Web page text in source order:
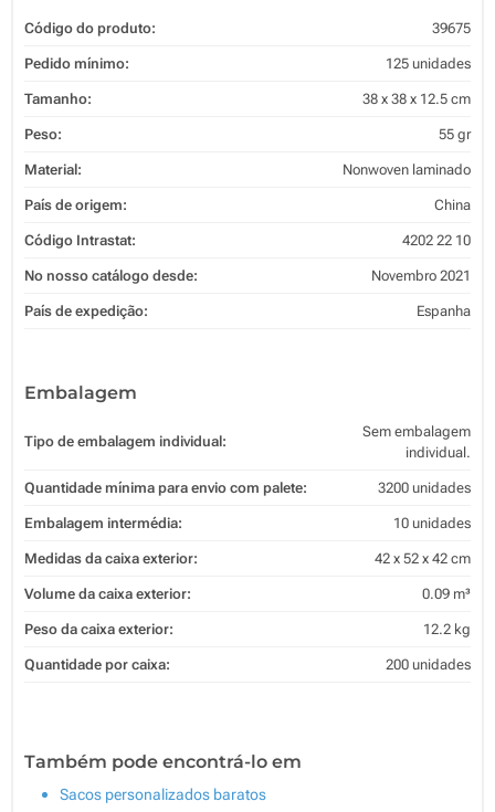
Código do produto: 39675
Pedido mínimo: 125 unidades
Tamanho: 38 x 38 x 12.5 cm
Peso: 55 gr
Material: Nonwoven laminado
País de origem: China
Código Intrastat: 4202 22 10
No nosso catálogo desde: Novembro 2021
País de expedição: Espanha
Embalagem
Tipo de embalagem individual:
Sem embalagem
individual.
Quantidade mínima para envio com palete: 3200 unidades
Embalagem intermédia: 10 unidades
Medidas da caixa exterior: 42 x 52 x 42 cm
Volume da caixa exterior: 0.09 m³
Peso da caixa exterior: 12.2 kg
Quantidade por caixa: 200 unidades
Também pode encontrá-lo em
Sacos personalizados baratos